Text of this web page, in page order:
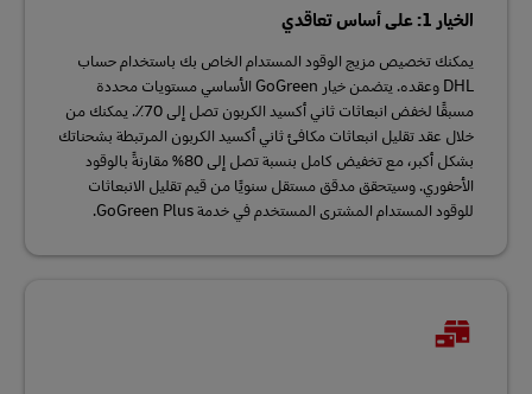
الخيار 1: على أساس تعاقدي
يمكنك تخصيص مزيج الوقود المستدام الخاص بك باستخدام حساب
DHL وعقده. يتضمن خيار GoGreen الأساسي مستويات محددة
مسبقًا لخفض انبعاثات ثاني أكسيد الكربون تصل إلى 70٪. يمكنك من
خلال عقد تقليل انبعاثات مكافئ ثاني أكسيد الكربون المرتبطة بشحناتك
بشكل أكبر، مع تخفيض كامل بنسبة تصل إلى 80% مقارنةً بالوقود
الأحفوري. وسيتحقق مدقق مستقل سنويًا من قيم تقليل الانبعاثات
للوقود المستدام المشترى المستخدم في خدمة GoGreen Plus.